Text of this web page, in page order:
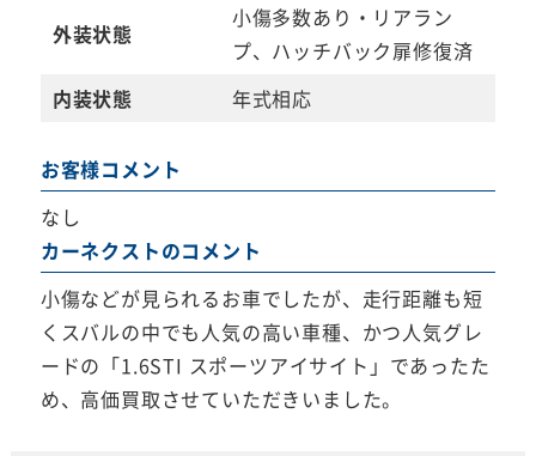
外装状態
小傷多数あり・リアラン
プ、ハッチバック扉修復済
内装状態
年式相応
お客様コメント
なし
カーネクストのコメント
小傷などが見られるお車でしたが、走行距離も短
くスバルの中でも人気の高い車種、かつ人気グレ
ードの「1.6STI スポーツアイサイト」であったた
め、高価買取させていただきいました。